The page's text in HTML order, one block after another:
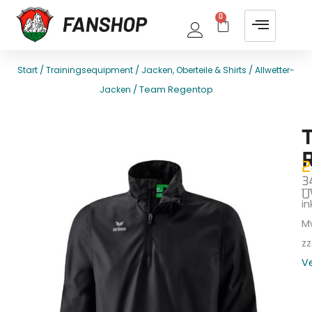
0
Start /Trainingsequipment / Jacken, Oberteile & Shirts /Allwetter-
Jacken / Team Regentop